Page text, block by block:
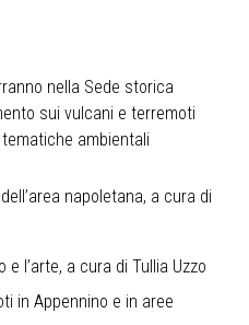
nella Sede storica
sui vulcani e terremoti
ambientali
napoletana, a cura di
e l’arte, a cura di Tullia Uzzo
in Appennino e in aree